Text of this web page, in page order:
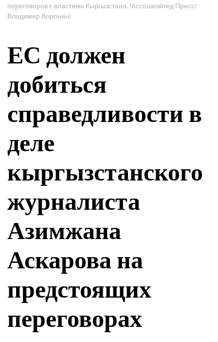
переговоров с властями Кыргызстана. (Aссошиэйтед Пресс/
Владимир Воронин)
ЕС должен
добиться
справедливости в
деле
кыргызстанского
журналиста
Азимжана
Аскарова на
предстоящих
переговорах